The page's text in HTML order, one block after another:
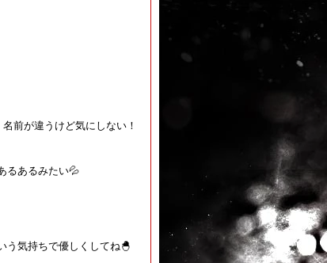
前が違うけど気にしない！
るあるみたい💦
気持ちで優しくしてね🐣